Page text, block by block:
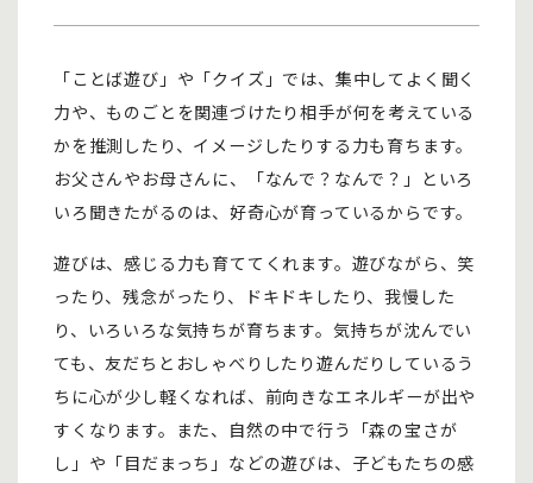
「ことば遊び」や「クイズ」では、集中してよく聞く
力や、ものごとを関連づけたり相手が何を考えている
かを推測したり、イメージしたりする力も育ちます。
お父さんやお母さんに、「なんで？なんで？」といろ
いろ聞きたがるのは、好奇心が育っているからです。
遊びは、感じる力も育ててくれます。遊びながら、笑
ったり、残念がったり、ドキドキしたり、我慢した
り、いろいろな気持ちが育ちます。気持ちが沈んでい
ても、友だちとおしゃべりしたり遊んだりしているう
ちに心が少し軽くなれば、前向きなエネルギーが出や
すくなります。また、自然の中で行う「森の宝さが
し」や「目だまっち」などの遊びは、子どもたちの感